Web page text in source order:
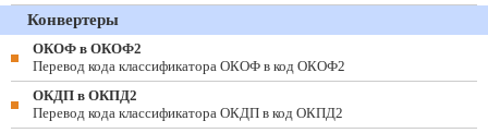
Конвертеры
ОКОФ в ОКОФ2
Перевод кода классификатора ОКОФ в код ОКОФ2
ОКДП в ОКПД2
Перевод кода классификатора ОКДП в код ОКПД2